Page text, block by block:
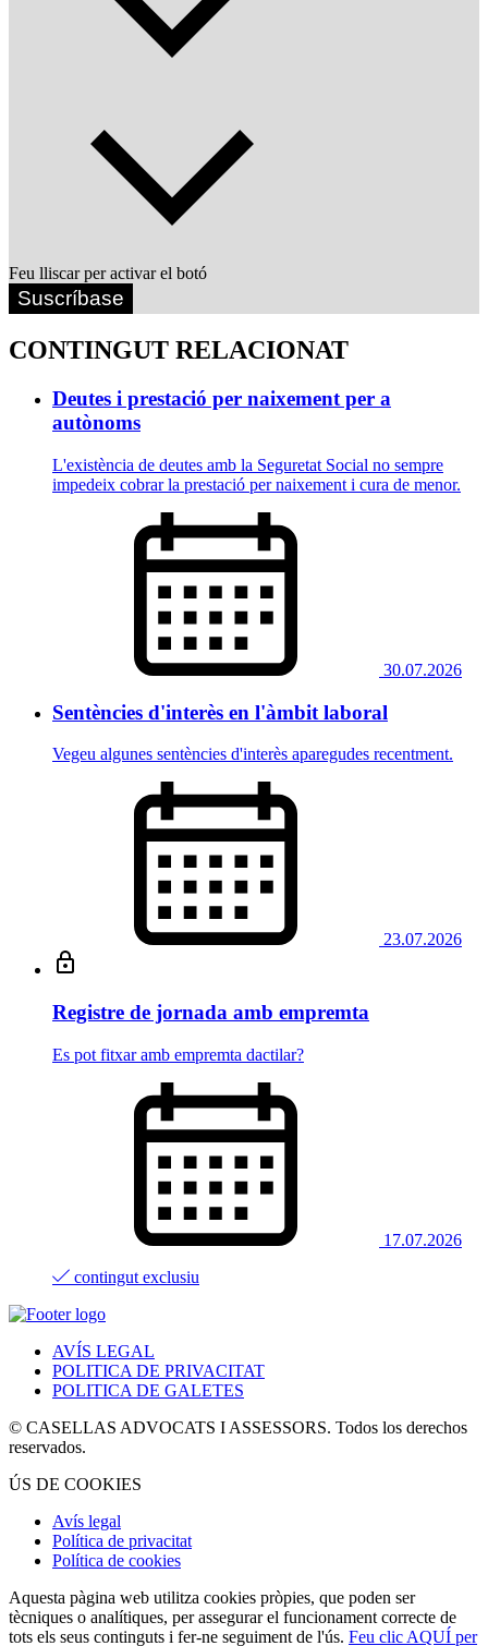
Feu lliscar per activar el botó
Suscríbase
CONTINGUT RELACIONAT
Deutes i prestació per naixement per a
autònoms
L'existència de deutes amb la Seguretat Social no sempre
impedeix cobrar la prestació per naixement i cura de menor.
30.07.2026
Sentències d'interès en l'àmbit laboral
Vegeu algunes sentències d'interès aparegudes recentment.
23.07.2026
Registre de jornada amb empremta
Es pot fitxar amb empremta dactilar?
17.07.2026
contingut exclusiu
AVÍS LEGAL
POLITICA DE PRIVACITAT
POLITICA DE GALETES
© CASELLAS ADVOCATS I ASSESSORS. Todos los derechos
reservados.
ÚS DE COOKIES
Avís legal
Política de privacitat
Política de cookies
Aquesta pàgina web utilitza cookies pròpies, que poden ser
tècniques o analítiques, per assegurar el funcionament correcte de
tots els seus continguts i fer-ne seguiment de l'ús. Feu clic AQUÍ per